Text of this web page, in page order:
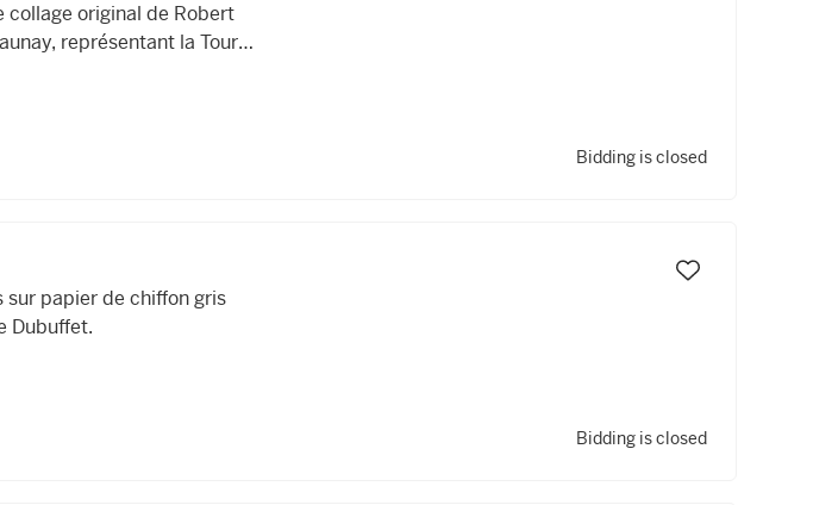
représentant la Tour
Bidding is closed
sur papier de chiffon gris
Dubuffet.
Bidding is closed